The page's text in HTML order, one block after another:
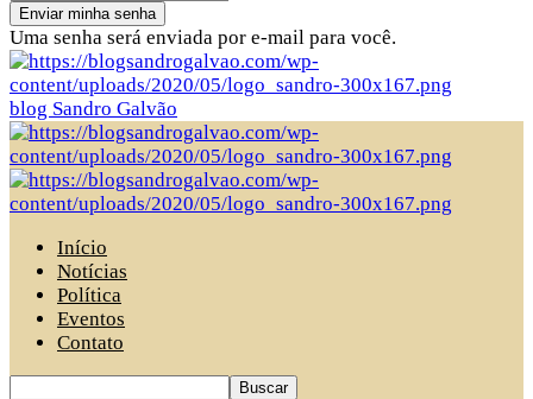
Uma senha será enviada por e-mail para você.
blog Sandro Galvão
Início
Notícias
Política
Eventos
Contato